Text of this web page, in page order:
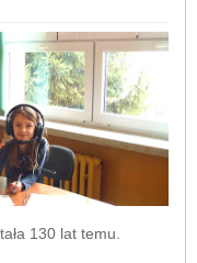
130 lat temu.